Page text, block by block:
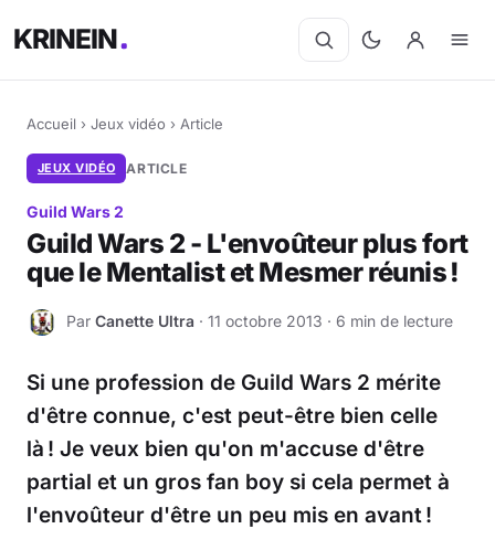
KRINEIN
Accueil › Jeux vidéo › Article
JEUX VIDÉO ARTICLE
Guild Wars 2
Guild Wars 2 - L'envoûteur plus fort
que le Mentalist et Mesmer réunis !
C Par Canette Ultra · 11 octobre 2013 · 6 min de lecture
Si une profession de Guild Wars 2 mérite
d'être connue, c'est peut-être bien celle
là ! Je veux bien qu'on m'accuse d'être
partial et un gros fan boy si cela permet à
l'envoûteur d'être un peu mis en avant !